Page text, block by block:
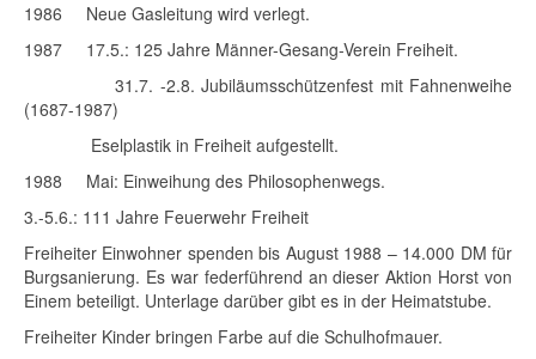
1986 Neue Gasleitung wird verlegt.
1987 17.5.: 125 Jahre Männer-Gesang-Verein Freiheit.
31.7. -2.8. Jubiläumsschützenfest mit Fahnenweihe
(1687-1987)
Eselplastik in Freiheit aufgestellt.
1988 Mai: Einweihung des Philosophenwegs.
3.-5.6.: 111 Jahre Feuerwehr Freiheit
Freiheiter Einwohner spenden bis August 1988 – 14.000 DM für
Burgsanierung. Es war federführend an dieser Aktion Horst von
Einem beteiligt. Unterlage darüber gibt es in der Heimatstube.
Freiheiter Kinder bringen Farbe auf die Schulhofmauer.